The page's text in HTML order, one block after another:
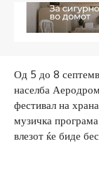
Од 5 до 8
населба
фестивал на
музичка
влезот ќе биде